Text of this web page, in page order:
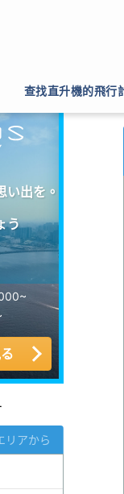
查找直升機的飛行
い出を。
う
リアから